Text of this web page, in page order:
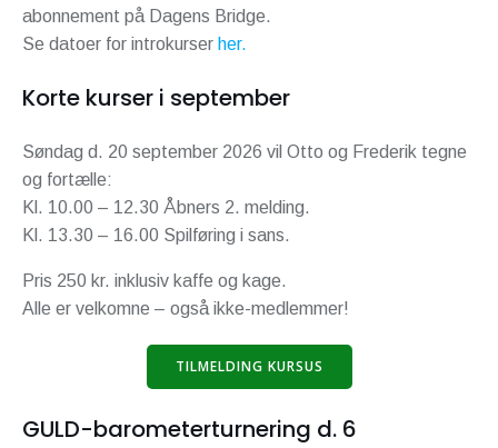
abonnement på Dagens Bridge.
Se datoer for introkurser her.
Korte kurser i september
Søndag d. 20 september 2026 vil Otto og Frederik tegne
og fortælle:
Kl. 10.00 – 12.30 Åbners 2. melding.
Kl. 13.30 – 16.00 Spilføring i sans.
Pris 250 kr. inklusiv kaffe og kage.
Alle er velkomne – også ikke-medlemmer!
TILMELDING KURSUS
GULD-barometerturnering d. 6